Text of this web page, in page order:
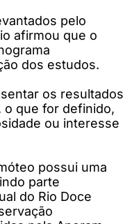
pelo
afirmou que o
dos estudos.
os resultados
o que for definido,
ou interesse
possui uma
parte
do Rio Doce